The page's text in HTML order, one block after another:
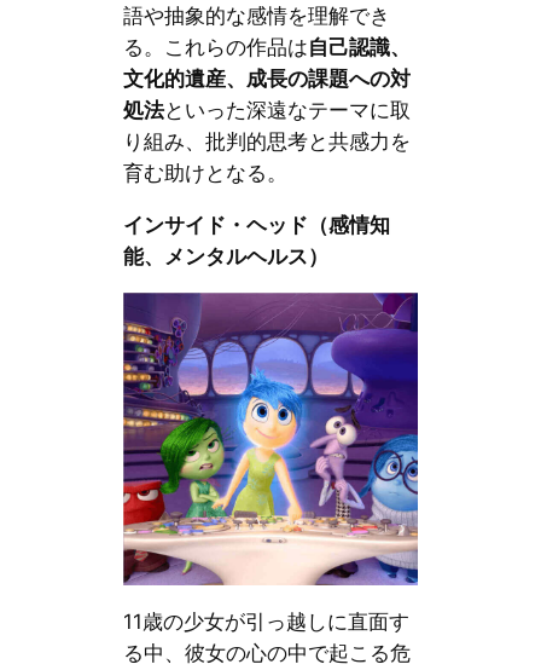
語や抽象的な感情を理解でき
る。これらの作品は自己認識、
文化的遺産、成長の課題への対
処法といった深遠なテーマに取
り組み、批判的思考と共感力を
育む助けとなる。
インサイド・ヘッド（感情知
能、メンタルヘルス）
11歳の少女が引っ越しに直面す
る中、彼女の心の中で起こる危